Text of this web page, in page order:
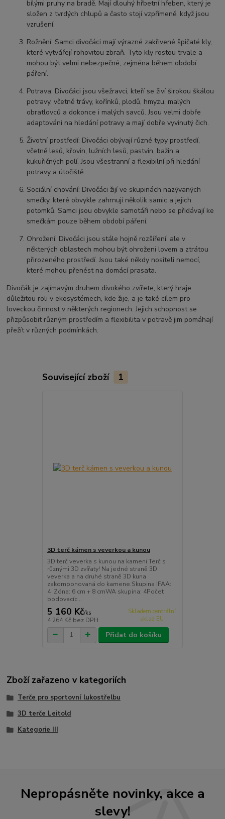
bílými pruhy na bradě. Mají dlouhý hřbetní hřeben, který je
složen z tvrdých chlupů a často stojí vzpřímeně, když jsou
vzrušení.
Rožnění: Samci divočáci mají výrazné zakřivené špičaté kly,
které vytvářejí rohovitou zbraň. Tyto kly rostou trvale a
mohou být velmi nebezpečné, zejména během období
páření.
Potrava: Divočáci jsou všežravci, kteří se živí širokou škálou
potravy, včetně trávy, kořínků, plodů, hmyzu, malých
obratlovců a dokonce i malých savců. Jsou velmi dobře
adaptováni na hledání potravy a mají dobře vyvinutý čich.
Životní prostředí: Divočáci obývají různé typy prostředí,
včetně lesů, křovin, lužních lesů, pastvin, bažin a
kukuřičných polí. Jsou všestranní a flexibilní při hledání
potravy a útočiště.
Sociální chování: Divočáci žijí ve skupinách nazývaných
smečky, které obvykle zahrnují několik samic a jejich
potomků. Samci jsou obvykle samotáři nebo se přidávají ke
smečkám pouze během období páření.
Ohrožení: Divočáci jsou stále hojně rozšíření, ale v
některých oblastech mohou být ohroženi lovem a ztrátou
přirozeného prostředí. Jsou také někdy nositeli nemocí,
které mohou přenést na domácí prasata.
Divočák je zajímavým druhem divokého zvířete, který hraje
důležitou roli v ekosystémech, kde žije, a je také cílem pro
loveckou činnost v některých regionech. Jejich schopnost se
přizpůsobit různým prostředím a flexibilita v potravě jim pomáhají
přežít v různých podmínkách.
Související zboží 1
3D terč kámen s veverkou a kunou
3D terč veverka s kunou na kameni Terč s
různými 3D zvířaty! Na jedné straně 3D
veverka a na druhé straně 3D kuna
zakomponovaná do kamene.Skupina IFAA:
4 Zóna: 6 cm + 8 cmWA skupina: 4Počet
bodovacíc...
5 160 Kč/ks
4 264 Kč bez DPH
Skladem centrální
sklad EU
Přidat do košíku
Zboží zařazeno v kategoriích
Terče pro sportovní lukostřelbu
3D terče Leitold
Kategorie III
Nepropásněte novinky, akce a
slevy!